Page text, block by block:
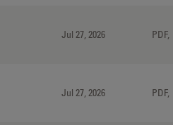
Jul 27, 2026
Jul 27, 2026